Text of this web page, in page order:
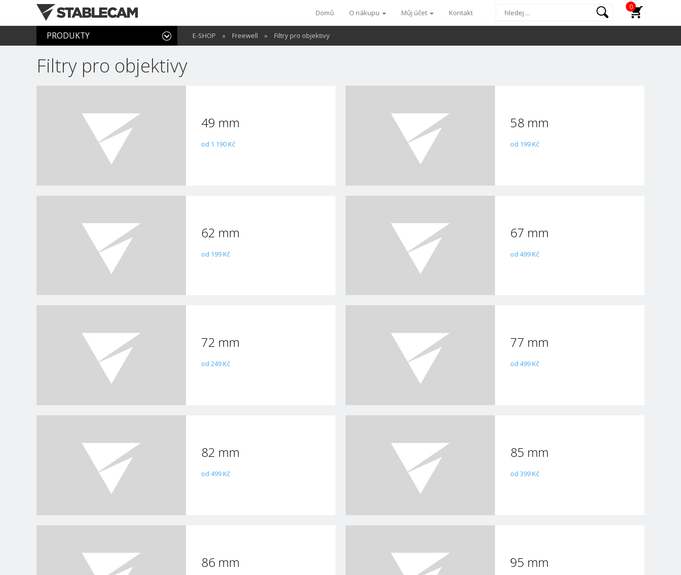
0
Domů O nákupu Můj účet Kontakt
PRODUKTY E-SHOP » Freewell » Filtry pro objektivy
Filtry pro objektivy
49 mm
od 1 190 Kč
58 mm
od 199 Kč
62 mm
od 199 Kč
67 mm
od 499 Kč
72 mm
od 249 Kč
77 mm
od 499 Kč
82 mm
od 499 Kč
85 mm
od 399 Kč
86 mm 95 mm